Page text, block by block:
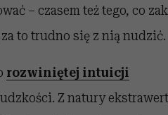
– czasem też tego, co
to trudno się z nią nudzić.
rozwiniętej intuicji
Z natury